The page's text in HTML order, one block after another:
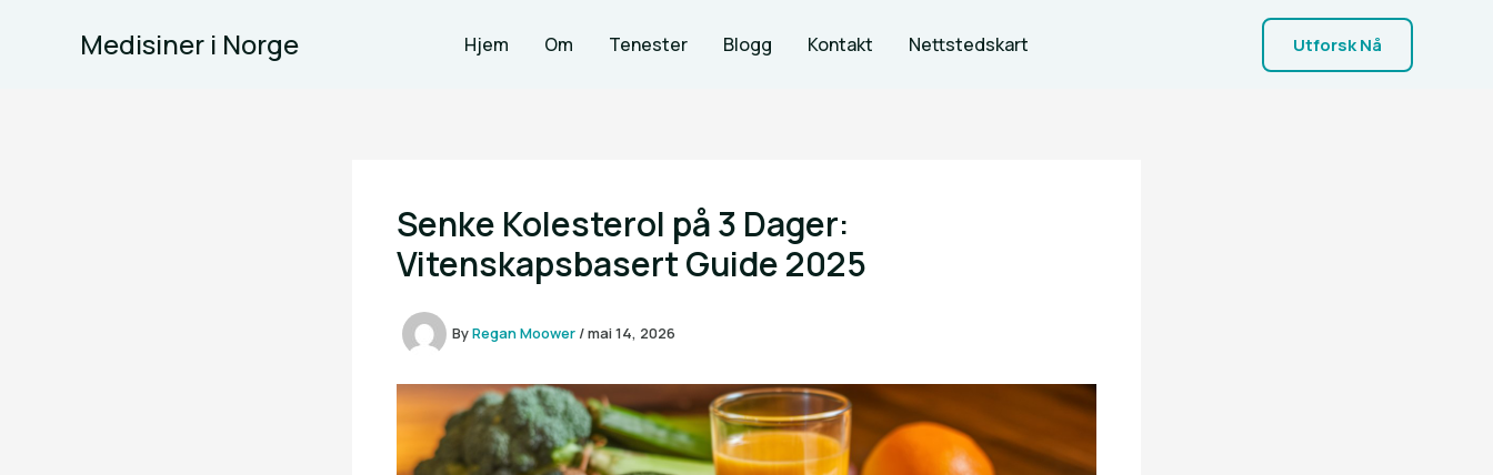
Medisiner i Norge Hjem Om Tenester Blogg Kontakt Nettstedskart Utforsk Nå
Senke Kolesterol på 3 Dager:
Vitenskapsbasert Guide 2025
ByRegan Moower /mai 14, 2026